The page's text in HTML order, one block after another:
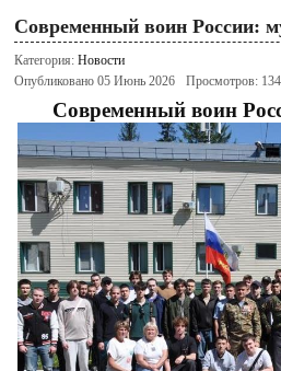
Современный воин России:
Категория: Новости
Опубликовано 05 Июнь 2026
Просмотров:
Современный воин